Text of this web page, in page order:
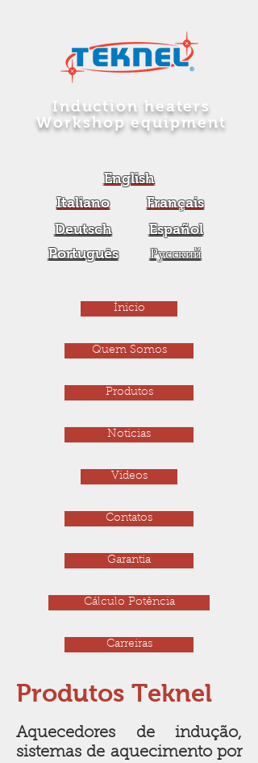
Induction heaters
Workshop equipment
English
Italiano
Français
Deutsch
Español
Português
Русский
Ínicio
Quem Somos
Produtos
Noticias
Videos
Contatos
Garantia
Cálculo Potência
Carreiras
Produtos Teknel
Aquecedores de indução,
sistemas de aquecimento por